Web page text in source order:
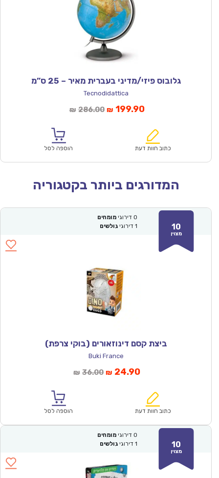
גלובוס פיזי/מדיני בעברית מאיר – 25 ס”מ
Tecnodidattica
₪ 286.00המחיר
₪286.00.
₪ 199.90המחיר
הוא:
כתוב חוות דעת הוספה לסל
המדורגים ביותר בקטגוריה
10
מצוין
0 דירוגי מומחים
1 דירוגי גולשים
ביצת קסם דינוזאורים (בוקי צרפת)
Buki France
₪ 36.00המחיר
₪36.00.
₪ 24.90המחיר
הוא:
כתוב חוות דעת הוספה לסל
10
מצוין
0 דירוגי מומחים
1 דירוגי גולשים